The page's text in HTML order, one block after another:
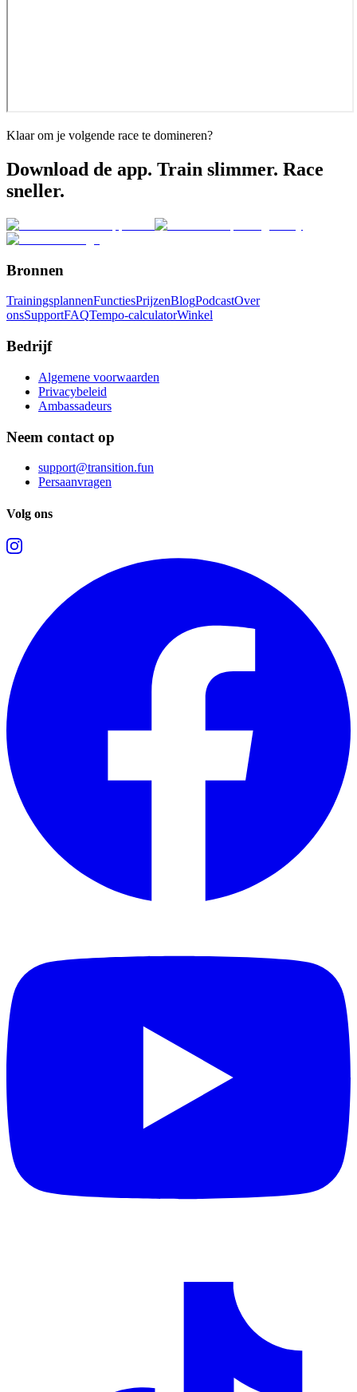
Klaar om je volgende race te domineren?
Download de app. Train slimmer. Race
sneller.
Bronnen
TrainingsplannenFunctiesPrijzenBlogPodcastOver
onsSupportFAQTempo-calculatorWinkel
Bedrijf
Algemene voorwaarden
Privacybeleid
Ambassadeurs
Neem contact op
support@transition.fun
Persaanvragen
Volg ons